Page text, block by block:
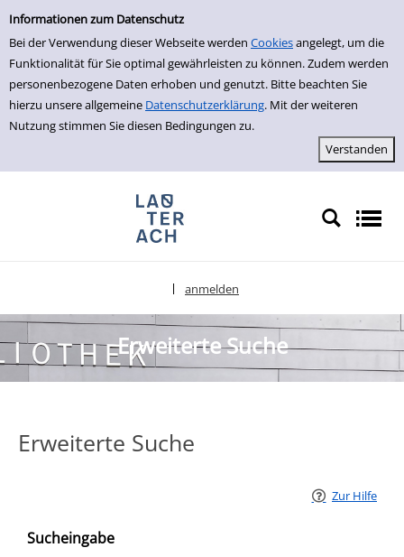
Erweiterte Suche
Informationen zum Datenschutz
Bei der Verwendung dieser Webseite werden Cookiesangelegt, um die
Funktionalität für Sie optimal gewährleisten zu können. Zudem werden
personenbezogene Daten erhoben und genutzt. Bitte beachten Sie
hierzu unsere allgemeine Datenschutzerklärung. Mit der weiteren
Nutzung stimmen Sie diesen Bedingungen zu.
zur Navigation springen
zum Inhalt springen
Zur erweiterten Suche springen
anmelden
Erweiterte Suche
Erweiterte Suche
Zur Hilfe
Sucheingabe